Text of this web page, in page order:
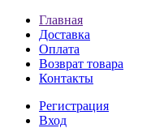
Главная
Доставка
Оплата
Возврат товара
Контакты
Регистрация
Вход